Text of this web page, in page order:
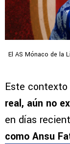
El AS Mónaco de la
Este contexto
real, aún no
en días
como Ansu